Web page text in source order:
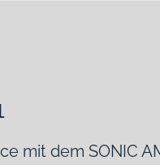
mit dem SONIC